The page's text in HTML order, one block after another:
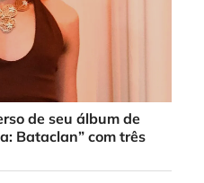
de seu álbum de
Bataclan” com três